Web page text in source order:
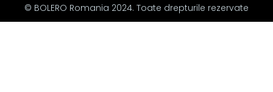
© BOLERO Romania 2024. Toate drepturile rezervate